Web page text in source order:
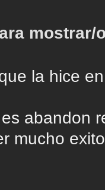
mostrar/
la hice
abandon
mucho exito